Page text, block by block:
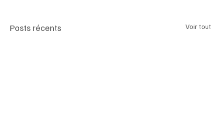
Posts récents Voir tout